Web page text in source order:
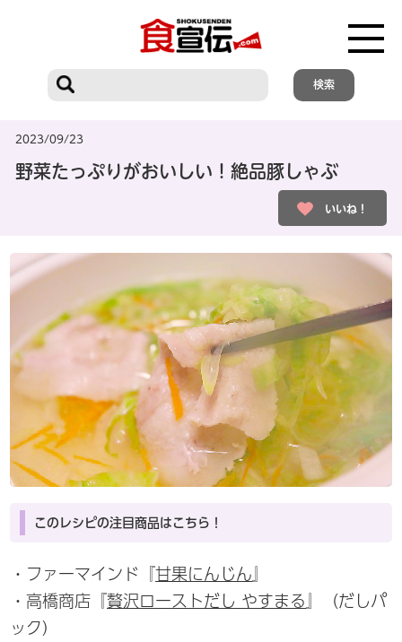
2023/09/23
野菜たっぷりがおいしい！絶品豚しゃぶ
いいね！
このレシピの注目商品はこちら！
・ファーマインド『甘果にんじん
・高橋商店『贅沢ローストだし やすまる
』（だしパ
ック）